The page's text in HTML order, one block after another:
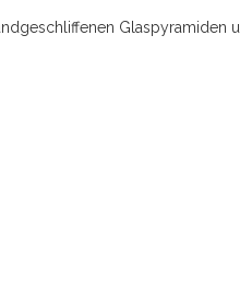
Glaspyramiden